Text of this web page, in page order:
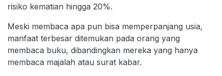
risiko kematian hingga 20%.
Meski membaca apa pun bisa memperpanjang usia,
manfaat terbesar ditemukan pada orang yang
membaca buku, dibandingkan mereka yang hanya
membaca majalah atau surat kabar.